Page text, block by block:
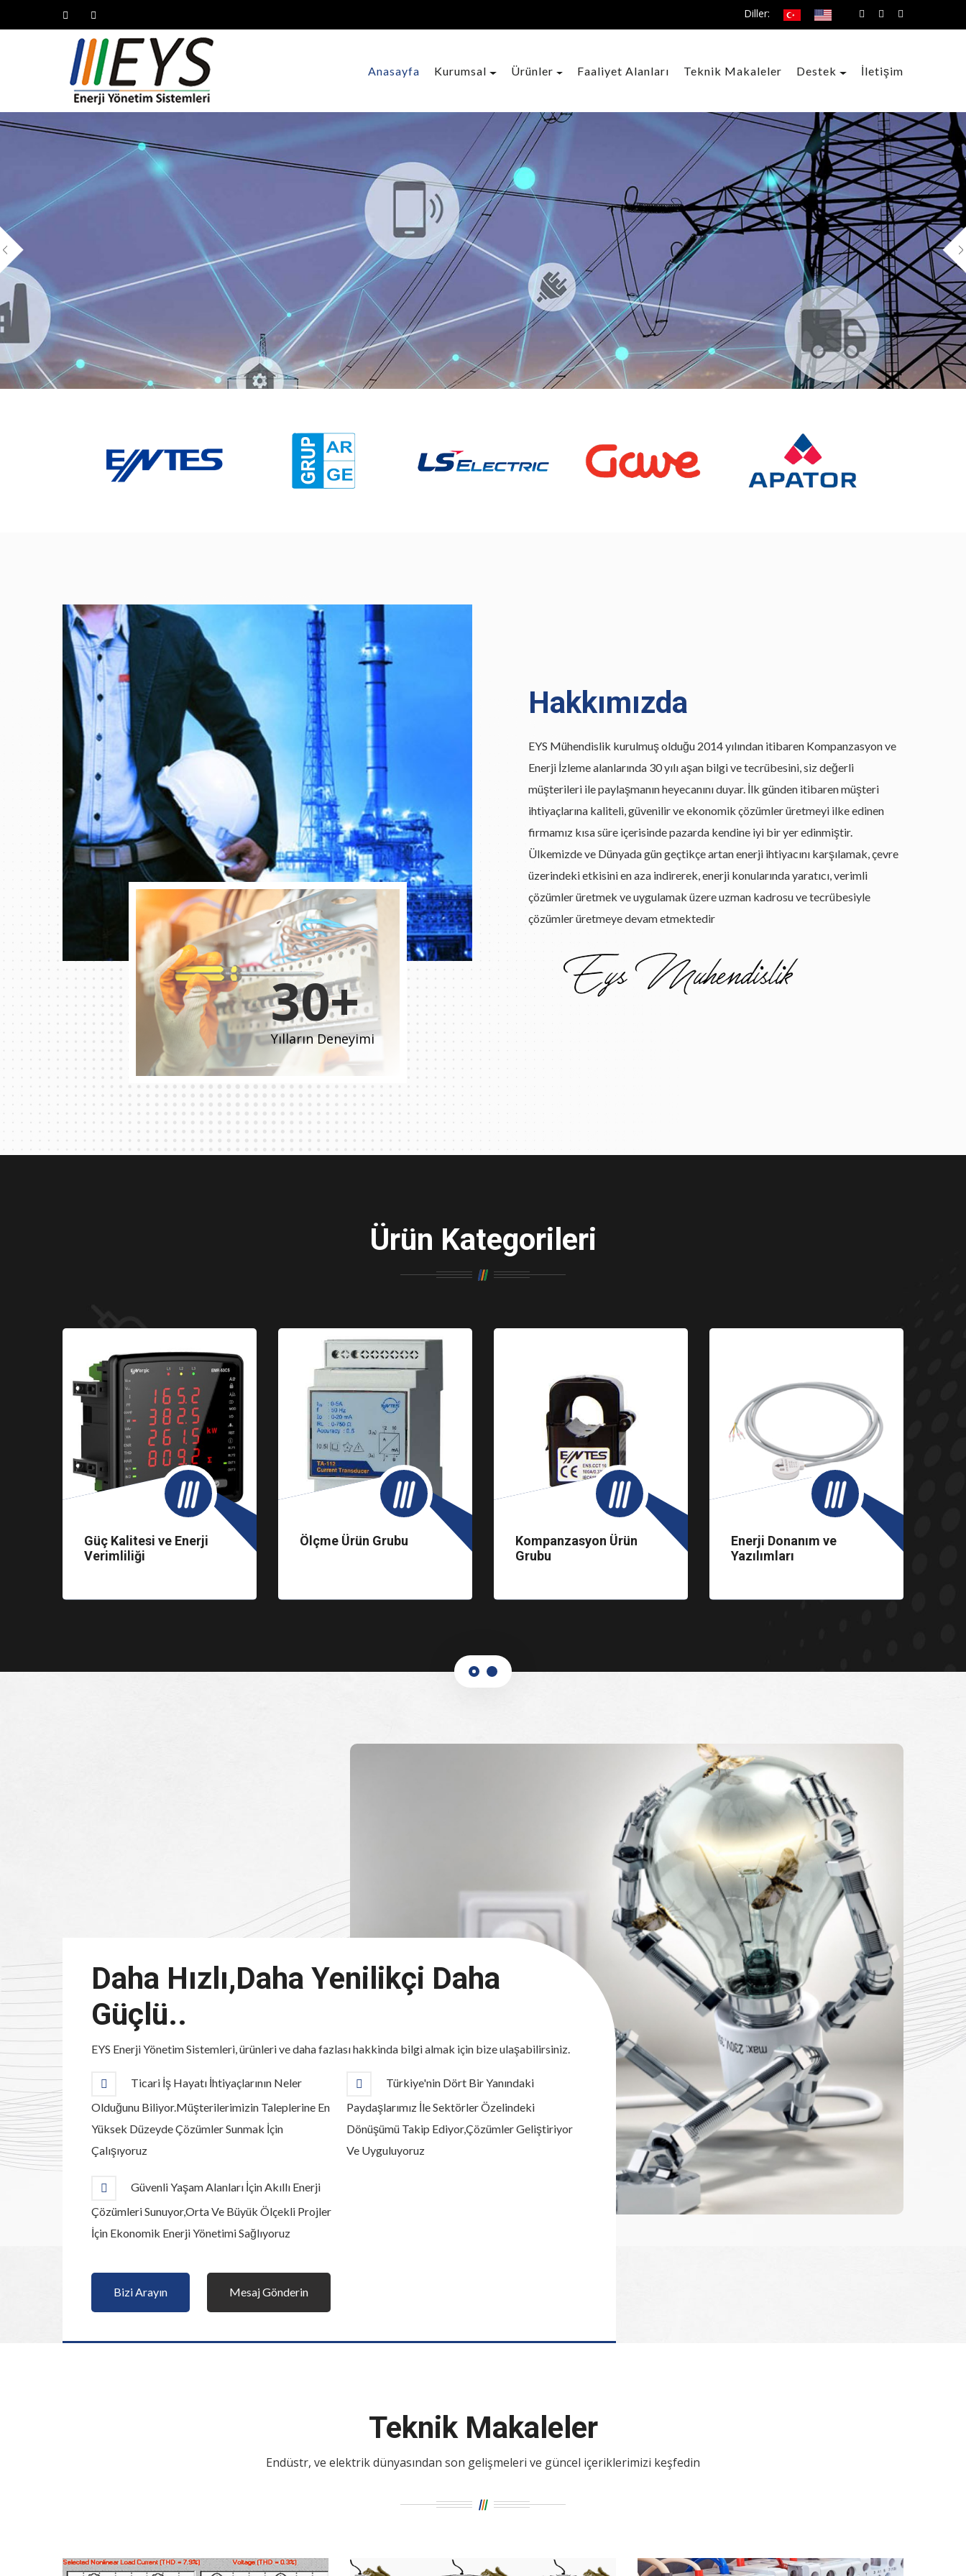
Diller:
Anasayfa Kurumsal Ürünler Faaliyet Alanları Teknik Makaleler Destek İletişim
30+
Yılların Deneyimi
Hakkımızda
EYS Mühendislik kurulmuş olduğu 2014 yılından itibaren Kompanzasyon ve
Enerji İzleme alanlarında 30 yılı aşan bilgi ve tecrübesini, siz değerli
müşterileri ile paylaşmanın heyecanını duyar. İlk günden itibaren müşteri
ihtiyaçlarına kaliteli, güvenilir ve ekonomik çözümler üretmeyi ilke edinen
firmamız kısa süre içerisinde pazarda kendine iyi bir yer edinmiştir.
Ülkemizde ve Dünyada gün geçtikçe artan enerji ihtiyacını karşılamak, çevre
üzerindeki etkisini en aza indirerek, enerji konularında yaratıcı, verimli
çözümler üretmek ve uygulamak üzere uzman kadrosu ve tecrübesiyle
çözümler üretmeye devam etmektedir
Ürün Kategorileri
Güç Kalitesi ve Enerji
Verimliliği
Ölçme Ürün Grubu
Kompanzasyon Ürün
Grubu
Enerji Donanım ve
Yazılımları
Daha Hızlı,Daha Yenilikçi Daha
Güçlü..
EYS Enerji Yönetim Sistemleri, ürünleri ve daha fazlası hakkinda bilgi almak için bize ulaşabilirsiniz.
Ticari İş Hayatı İhtiyaçlarının Neler
Olduğunu Biliyor.Müşterilerimizin Taleplerine En
Yüksek Düzeyde Çözümler Sunmak İçin
Çalışıyoruz
Türkiye'nin Dört Bir Yanındaki
Paydaşlarımız İle Sektörler Özelindeki
Dönüşümü Takip Ediyor,Çözümler Geliştiriyor
Ve Uyguluyoruz
Güvenli Yaşam Alanları İçin Akıllı Enerji
Çözümleri Sunuyor,Orta Ve Büyük Ölçekli Projler
İçin Ekonomik Enerji Yönetimi Sağlıyoruz
Bizi Arayın Mesaj Gönderin
Teknik Makaleler
Endüstr, ve elektrik dünyasından son gelişmeleri ve güncel içeriklerimizi keşfedin